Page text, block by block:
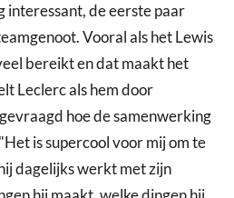
interessant, de eerste paar
Vooral als het Lewis
bereikt en dat maakt het
Leclerc als hem door
hoe de samenwerking
is supercool voor mij om te
dagelijks werkt met zijn